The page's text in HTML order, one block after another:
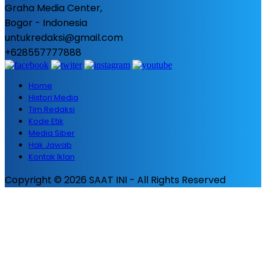
Graha Media Center,
Bogor - Indonesia
untukredaksi@gmail.com
+628557777888
Home
Histori Media
Tim Redaksi
Kode Etik
Media Siber
Hak Jawab
Kontak Iklan
Copyright © 2026 SAAT INI - All Rights Reserved